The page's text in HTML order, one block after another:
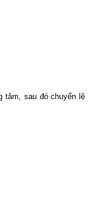
tâm, sau đó chuyển lệ